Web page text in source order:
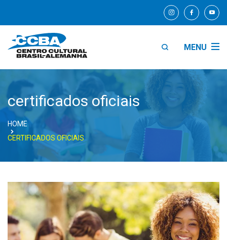
MENU
certificados oficiais
HOME
CERTIFICADOS OFICIAIS